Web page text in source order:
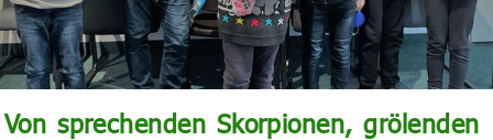
Von sprechenden Skorpionen, grölenden